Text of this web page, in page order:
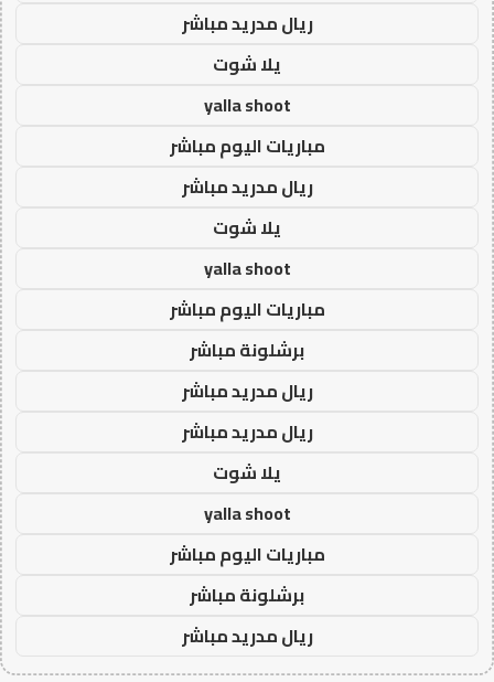
ريال مدريد مباشر
يلا شوت
yalla shoot
مباريات اليوم مباشر
ريال مدريد مباشر
يلا شوت
yalla shoot
مباريات اليوم مباشر
برشلونة مباشر
ريال مدريد مباشر
ريال مدريد مباشر
يلا شوت
yalla shoot
مباريات اليوم مباشر
برشلونة مباشر
ريال مدريد مباشر